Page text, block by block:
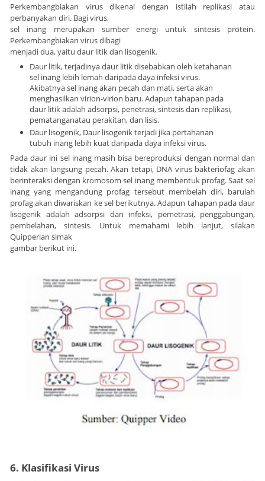
Perkembangbiakan virus dikenal dengan istilah replikasi atau
perbanyakan diri. Bagi virus,
sel inang merupakan sumber energi untuk sintesis protein.
Perkembangbiakan virus dibagi
menjadi dua, yaitu daur litik dan lisogenik.
Daur litik, terjadinya daur litik disebabkan oleh ketahanan
sel inang lebih lemah daripada daya infeksi virus.
Akibatnya sel inang akan pecah dan mati, serta akan
menghasilkan virion-virion baru. Adapun tahapan pada
daur litik adalah adsorpsi, penetrasi, sintesis dan replikasi,
pematanganatau perakitan, dan lisis.
Daur lisogenik, Daur lisogenik terjadi jika pertahanan
tubuh inang lebih kuat daripada daya infeksi virus.
Pada daur ini sel inang masih bisa bereproduksi dengan normal dan
tidak akan langsung pecah. Akan tetapi, DNA virus bakteriofag akan
berinteraksi dengan kromosom sel inang membentuk profag. Saat sel
inang yang mengandung profag tersebut membelah diri, barulah
profag akan diwariskan ke sel berikutnya. Adapun tahapan pada daur
lisogenik adalah adsorpsi dan infeksi, pemetrasi, penggabungan,
pembelahan, sintesis. Untuk memahami lebih lanjut, silakan
Quipperian simak
gambar berikut ini.
6. Klasifikasi Virus